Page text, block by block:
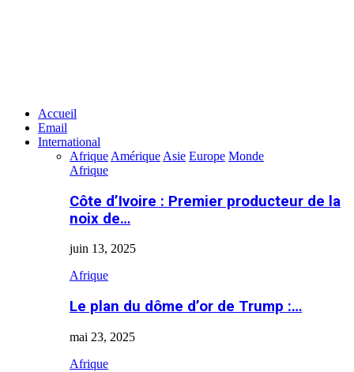
Accueil
Email
International
Afrique Amérique Asie Europe Monde
Afrique
Côte d’Ivoire : Premier producteur de la
noix de…
juin 13, 2025
Afrique
Le plan du dôme d’or de Trump :…
mai 23, 2025
Afrique